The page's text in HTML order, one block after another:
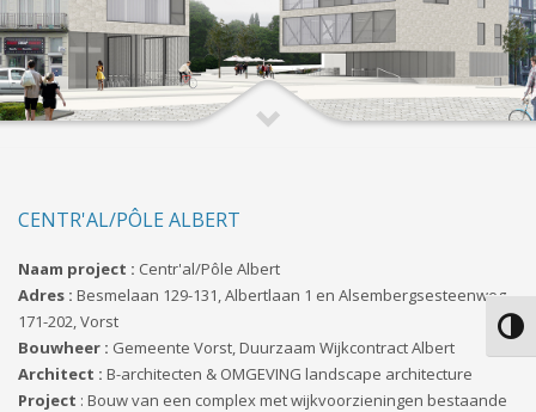
CENTR'AL/PÔLE ALBERT
Naam project : Centr'al/Pôle Albert
Adres : Besmelaan 129-131, Albertlaan 1 en Alsembergsesteenweg
171-202, Vorst
Bouwheer : Gemeente Vorst, Duurzaam Wijkcontract Albert
Architect : B-architecten & OMGEVING landscape architecture
Project : Bouw van een complex met wijkvoorzieningen bestaande